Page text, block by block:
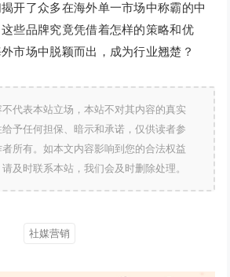
开了众多在海外单一市场中称霸的中
些品牌究竟凭借着怎样的策略和优
市场中脱颖而出，成为行业翘楚？
代表本站立场，本站不对其内容的真实
予任何担保、暗示和承诺，仅供读者参
所有。如本文内容影响到您的合法权益
请及时联系本站，我们会及时删除处理。
社媒营销